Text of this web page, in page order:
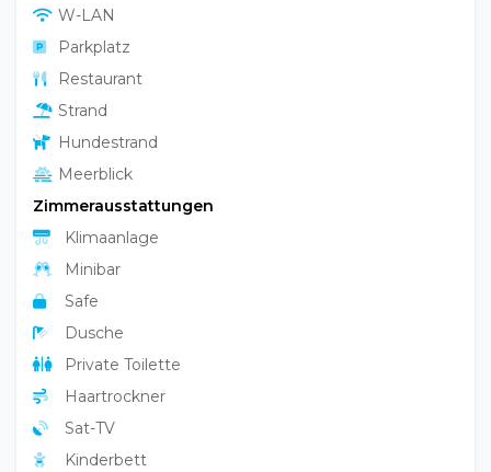
W-LAN
Parkplatz
Restaurant
Strand
Hundestrand
Meerblick
Zimmerausstattungen
Klimaanlage
Minibar
Safe
Dusche
Private Toilette
Haartrockner
Sat-TV
Kinderbett